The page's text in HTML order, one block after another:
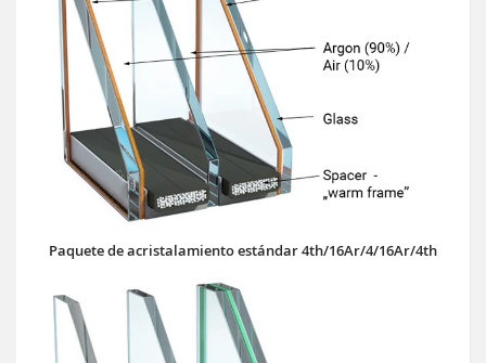
Paquete de acristalamiento estándar 4th/16Ar/4/16Ar/4th